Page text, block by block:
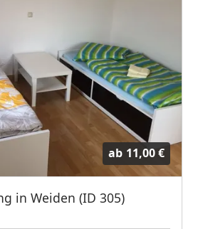
ab 11,00 €
in Weiden (ID 305)